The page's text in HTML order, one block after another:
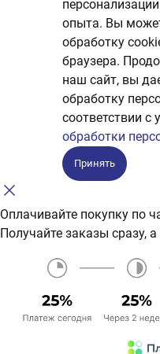
опыта. Вы
обработку
браузера.
наш сайт, вы
обработку
соответствии с
обработки
Принять
Оплачивайте покупку по
Получайте заказы сразу,